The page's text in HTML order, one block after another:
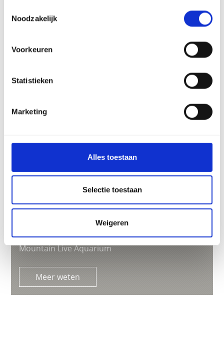
Noodzakelijk
Voorkeuren
Statistieken
Marketing
Alles toestaan
Selectie toestaan
Weigeren
VISITOR CENTRE AQUAPRAD
Mountain Live Aquarium
Meer weten